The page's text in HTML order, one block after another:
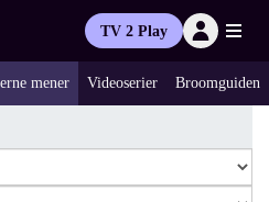
TV 2 Play
mener Videoserier Broomguiden